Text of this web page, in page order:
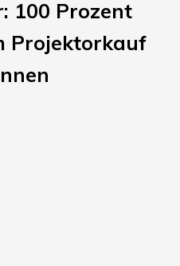
100 Prozent
Projektorkauf